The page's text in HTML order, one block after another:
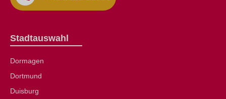
Stadtauswahl
Dormagen
Dortmund
Duisburg